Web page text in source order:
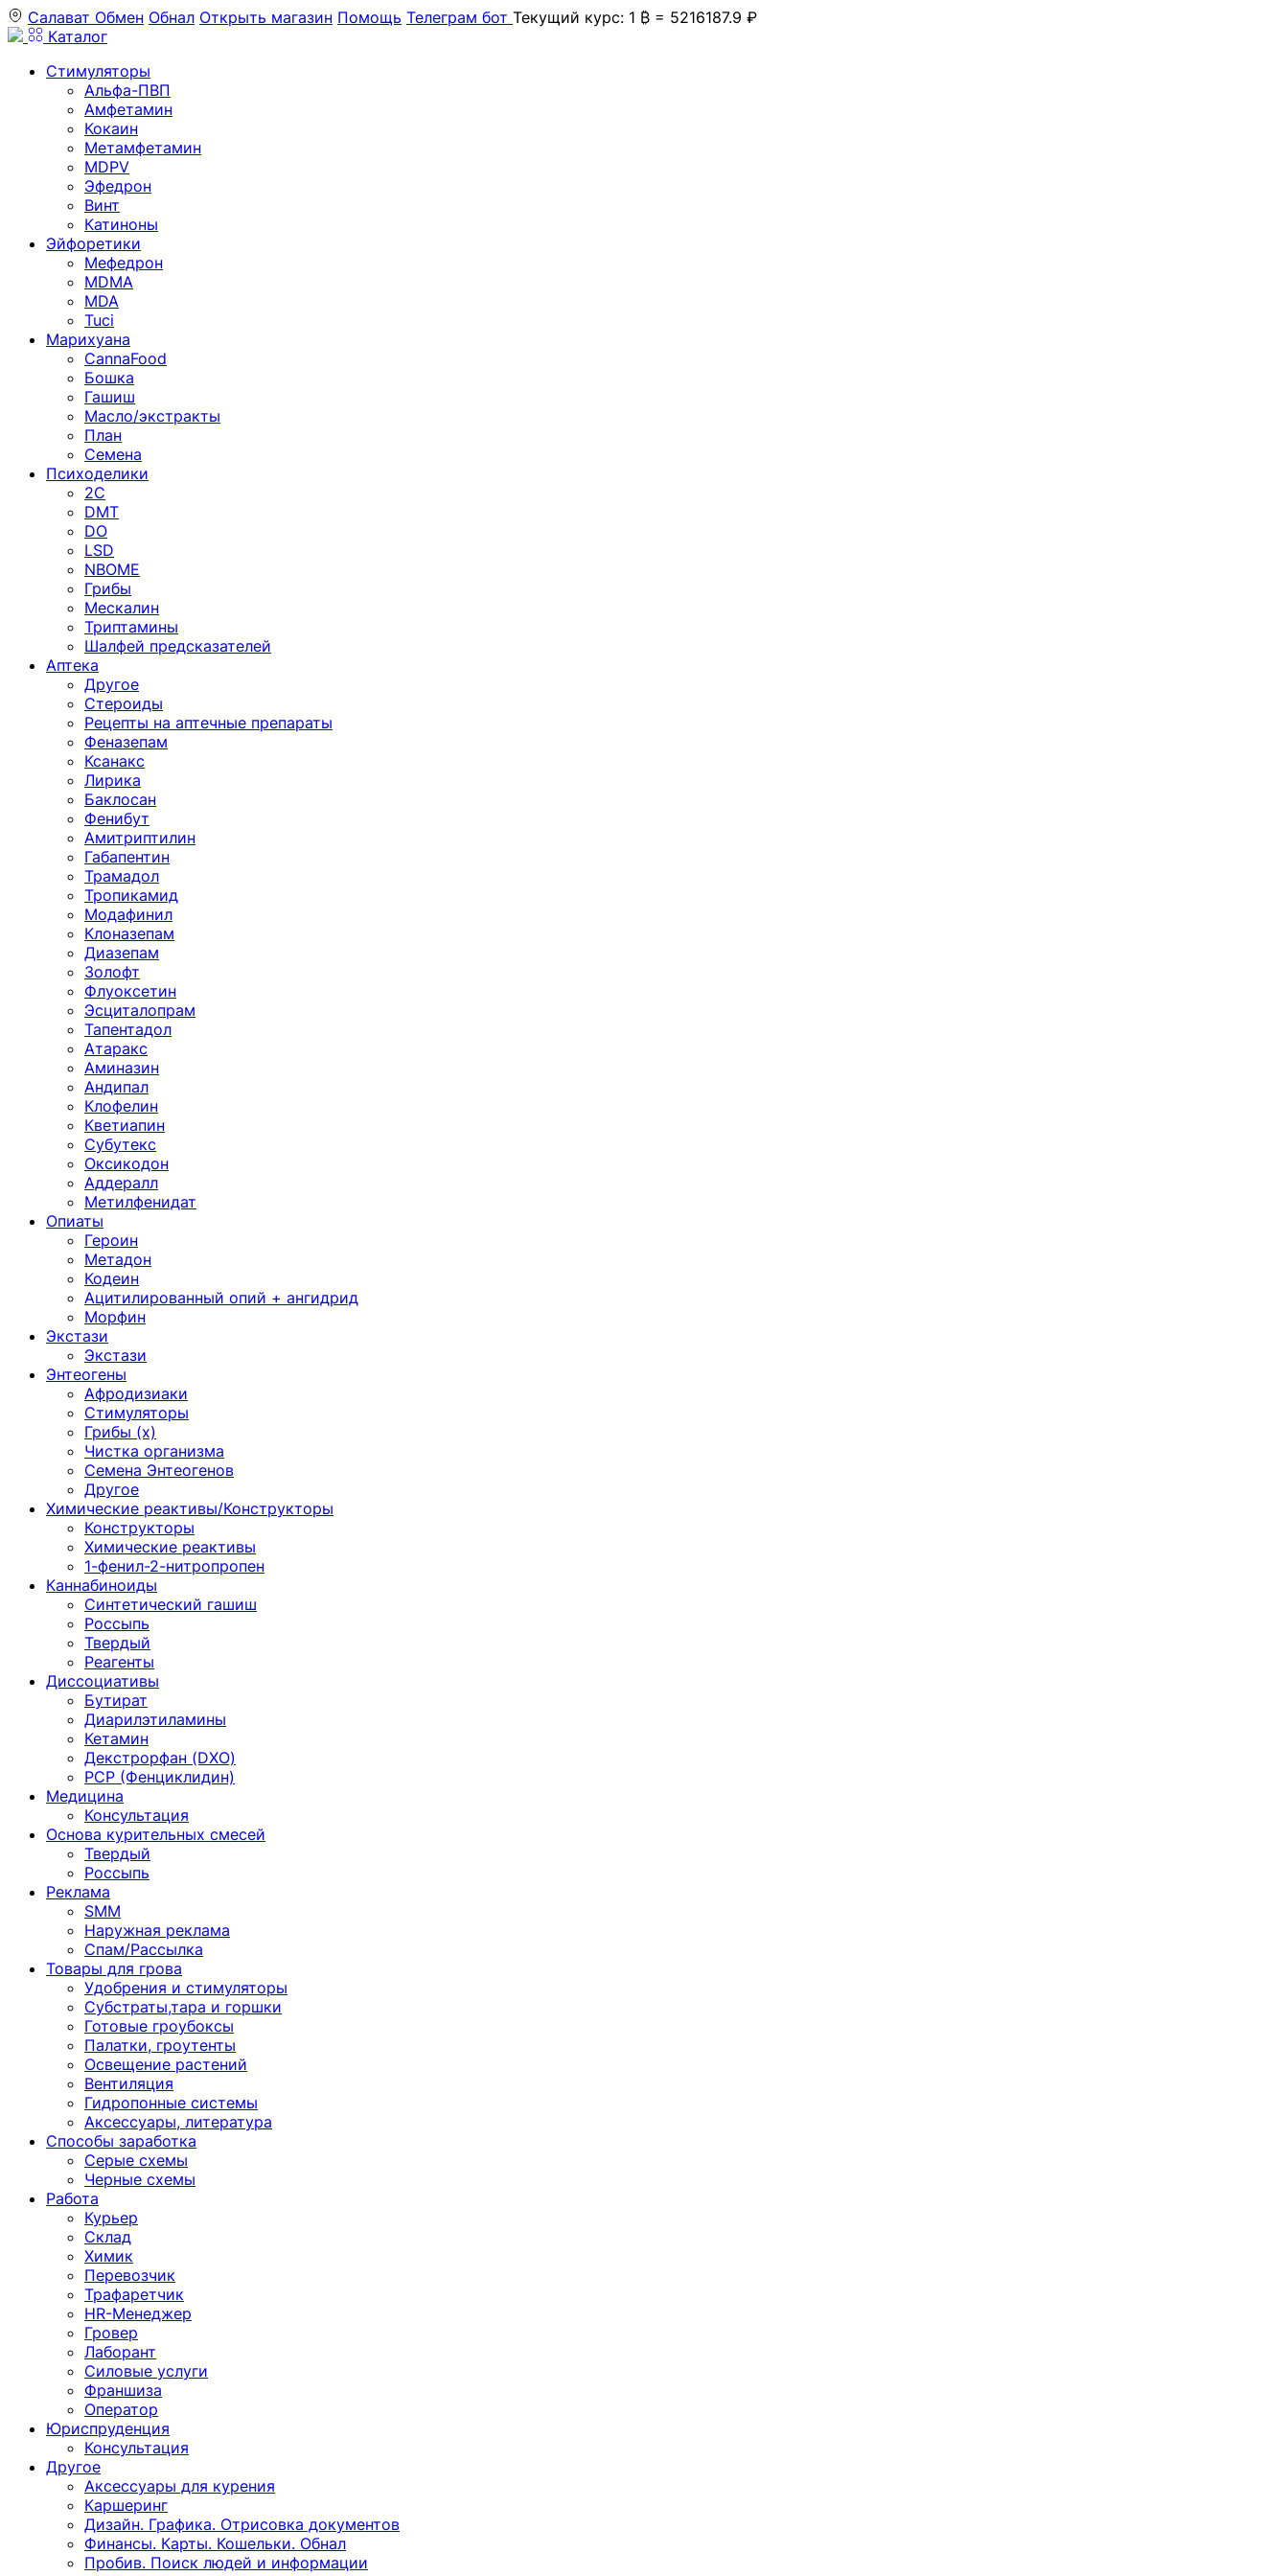
Салават Обмен Обнал Открыть магазин Помощь Телеграм бот Текущий курс: 1 ₿ = 5216187.9 ₽
Каталог
Стимуляторы
Альфа-ПВП
Амфетамин
Кокаин
Метамфетамин
MDPV
Эфедрон
Винт
Катиноны
Эйфоретики
Мефедрон
MDMA
MDA
Tuci
Марихуана
CannaFood
Бошка
Гашиш
Масло/экстракты
План
Семена
Психоделики
2C
DMT
DO
LSD
NBOME
Грибы
Мескалин
Триптамины
Шалфей предсказателей
Аптека
Другое
Стероиды
Рецепты на аптечные препараты
Феназепам
Ксанакс
Лирика
Баклосан
Фенибут
Амитриптилин
Габапентин
Трамадол
Тропикамид
Модафинил
Клоназепам
Диазепам
Золофт
Флуоксетин
Эсциталопрам
Тапентадол
Атаракс
Аминазин
Андипал
Клофелин
Кветиапин
Субутекс
Оксикодон
Аддералл
Метилфенидат
Опиаты
Героин
Метадон
Кодеин
Ацитилированный опий + ангидрид
Морфин
Экстази
Экстази
Энтеогены
Афродизиаки
Стимуляторы
Грибы (х)
Чистка организма
Семена Энтеогенов
Другое
Химические реактивы/Конструкторы
Конструкторы
Химические реактивы
1-фенил-2-нитропропен
Каннабиноиды
Синтетический гашиш
Россыпь
Твердый
Реагенты
Диссоциативы
Бутират
Диарилэтиламины
Кетамин
Декстрорфан (DXO)
PCP (Фенциклидин)
Медицина
Консультация
Основа курительных смесей
Твердый
Россыпь
Реклама
SMM
Наружная реклама
Спам/Рассылка
Товары для грова
Удобрения и стимуляторы
Субстраты,тара и горшки
Готовые гроубоксы
Палатки, гроутенты
Освещение растений
Вентиляция
Гидропонные системы
Аксессуары, литература
Способы заработка
Серые схемы
Черные схемы
Работа
Курьер
Склад
Химик
Перевозчик
Трафаретчик
HR-Менеджер
Гровер
Лаборант
Силовые услуги
Франшиза
Оператор
Юриспруденция
Консультация
Другoе
Аксессуары для курения
Каршеринг
Дизайн. Графика. Отрисовка документов
Финансы. Карты. Кошельки. Обнал
Пробив. Поиск людей и информации